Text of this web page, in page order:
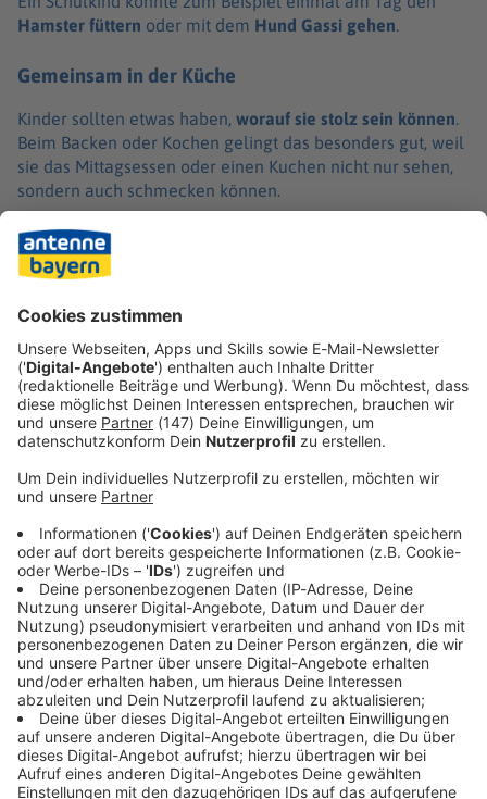
Hams­ter füttern oder mit dem Hund Gassi gehen.
Gemeinsam in der Küche
Kinder soll­ten etwas haben, worauf sie stolz sein können.
Beim Backen oder Kochen gelingt das beson­ders gut, weil
sie das Mittag­s­es­sen oder einen Kuchen nicht nur sehen,
sondern auch schme­cken können.
Fangt daher schon im Kinder­gar­te­n­al­ter an, gemein­sam in
der Küche Mahl­zei­ten zuzu­be­rei­ten. Schon bald werdet ihr
dann womög­lich mit einem Abend­brot verwöhnt, das auch
Immer auf dem Laufenden
bleiben!